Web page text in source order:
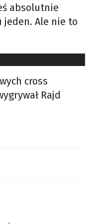
absolutnie
jeden. Ale nie to
cross
Rajd